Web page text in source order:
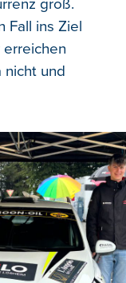
groß.
Fall ins Ziel
nicht und